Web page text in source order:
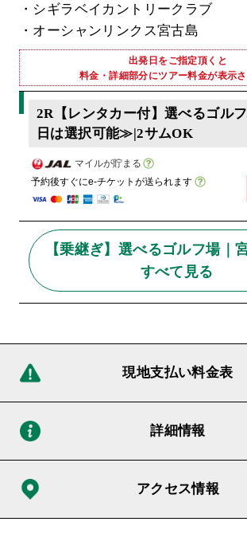
・シギラベイカントリークラブ
・オーシャンリンクス宮古島
出発日をご指定頂くと
料金・詳細部分にツアー料金が表示
2R【レンタカー付】選べるゴル
日は選択可能≫|2サムOK
マイルが貯まる
予約後すぐにe-チケットが送られます
【乗継ぎ】選べるゴルフ場｜
すべて見る
現地支払い料金表
詳細情報
アクセス情報